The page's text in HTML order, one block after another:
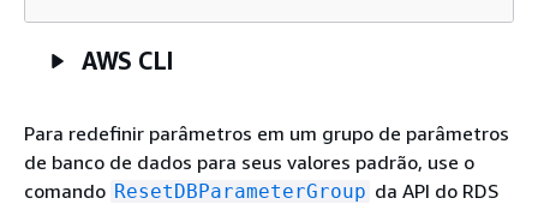
AWS CLI
Para redefinir parâmetros em um grupo de parâmetros
de banco de dados para seus valores padrão, use o
comando ResetDBParameterGroup da API do RDS